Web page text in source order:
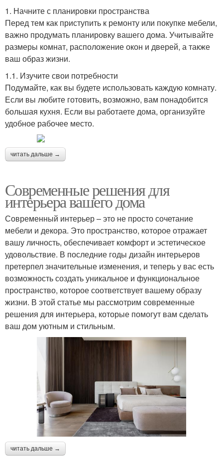
1. Начните с планировки пространства
Перед тем как приступить к ремонту или покупке мебели,
важно продумать планировку вашего дома. Учитывайте
размеры комнат, расположение окон и дверей, а также
ваш образ жизни.
1.1. Изучите свои потребности
Подумайте, как вы будете использовать каждую комнату.
Если вы любите готовить, возможно, вам понадобится
большая кухня. Если вы работаете дома, организуйте
удобное рабочее место.
читать дальше →
Современные решения для
интерьера вашего дома
Современный интерьер – это не просто сочетание
мебели и декора. Это пространство, которое отражает
вашу личность, обеспечивает комфорт и эстетическое
удовольствие. В последние годы дизайн интерьеров
претерпел значительные изменения, и теперь у вас есть
возможность создать уникальное и функциональное
пространство, которое соответствует вашему образу
жизни. В этой статье мы рассмотрим современные
решения для интерьера, которые помогут вам сделать
ваш дом уютным и стильным.
читать дальше →